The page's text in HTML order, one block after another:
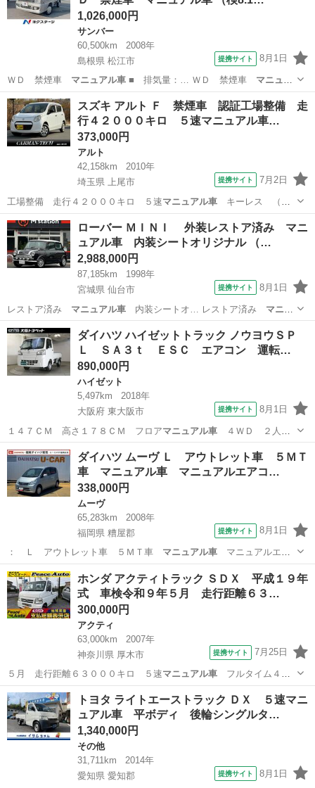
1,026,000円
サンバー
60,500km
2008年
島根県 松江市
提携サイト 8月1日
ＷＤ 禁煙車 マニュアル車■ 排気量：… ＷＤ 禁煙車 マニュア
ル車■ 修復歴有…
島根 松江市 サンバー
スズキ アルト Ｆ 禁煙車 認証工場整備 走
行４２０００キロ ５速マニュアル車…
373,000円
アルト
42,158km
2010年
埼玉県 上尾市
提携サイト 7月2日
工場整備 走行４２０００キロ ５速マニュアル車キーレス （ス
ペリアホワイト） …
埼玉 上尾市
ローバー ＭＩＮＩ 外装レストア済み マニ
ュアル車 内装シートオリジナル （…
2,988,000円
87,185km
1998年
宮城県 仙台市
提携サイト 8月1日
レストア済み マニュアル車内装シートオ… レストア済み マニュ
アル車内装シートオ…
宮城 仙台市 その他
ダイハツ ハイゼットトラック ノウヨウＳＰ
Ｌ ＳＡ３ｔ ＥＳＣ エアコン 運転…
890,000円
ハイゼット
5,497km
2018年
大阪府 東大阪市
提携サイト 8月1日
１４７ＣＭ 高さ１７８ＣＭ フロアマニュアル車４ＷＤ ２人乗
り シートビニール…
大阪 東大阪市
ダイハツ ムーヴ Ｌ アウトレット車 ５ＭＴ
車 マニュアル車 マニュアルエアコ…
338,000円
ムーヴ
65,283km
2008年
福岡県 糟屋郡
提携サイト 8月1日
： Ｌ アウトレット車 ５ＭＴ車 マニュアル車マニュアルエア
コン ■ 排気量：…
福岡 糟屋郡 ムーヴ
ホンダ アクティトラック ＳＤＸ 平成１９年
式 車検令和９年５月 走行距離６３…
300,000円
アクティ
63,000km
2007年
神奈川県 厚木市
提携サイト 7月25日
５月 走行距離６３０００キロ ５速マニュアル車フルタイム４Ｗ
Ｄ エアコン パワ…
神奈川 厚木市 アクティ
トヨタ ライトエーストラック ＤＸ ５速マニ
ュアル車 平ボディ 後輪シングルタ…
1,340,000円
その他
31,711km
2014年
愛知県 愛知郡
提携サイト 8月1日